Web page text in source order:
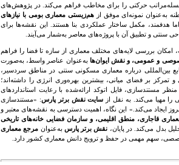
حرکتی را برای مخاطب فراهم می‌کند. در پژوهش‌های
به‌عنوان نمونه‌ای موفق از هم‌زیستی معماری بومی با نیازهای
هدفمند، مکمل ساختار عملکردی بنا هستند. این نقشه‌ها برای
سنتی و تطبیق آن با پروژه‌های معاصر به‌شمار می‌آیند.
امکان بررسی لایه‌های مختلف معماری از سازه تا فضا را فراهم
و عمومی، و نقش ایوان‌ها به‌عنوان عناصر واسط، به‌صورت
بین‌المللی درباره معماری مسکونی سنتی در مناطق سردسیر،
بر فضای میانی، بیشترین بهره‌وری انرژی را داشته‌اند؛
مستندسازی، فایل اتوکد ارائه‌شده با رعایت استانداردهای
مهیا می‌کند. به نقل از سایت نقش برتر پارس: «مستندسازی
ایجاد می‌کند.» این نگاه، اهمیت دسترسی به نقشه‌های معتبر و
قاجاری، منطق اقلیمی، و سازمان فضایی خانه‌های تاریخی
بدل می‌کند. در پایان، نقش برتر پارس به‌عنوان مرجع معماری
سهم مهمی در حفظ و ترویج دانش معماری کشور دارد.